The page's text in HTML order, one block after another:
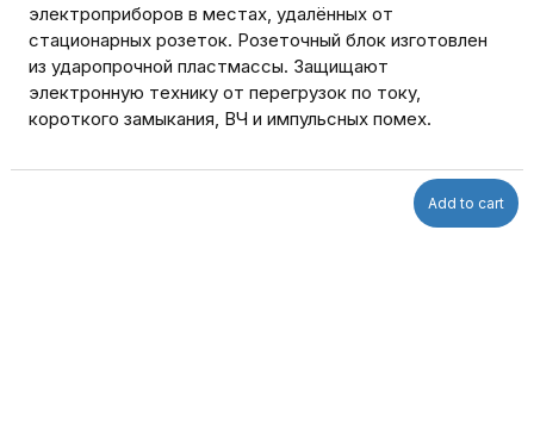
электроприборов в местах, удалённых от
стационарных розеток. Розеточный блок изготовлен
из ударопрочной пластмасcы. Защищают
электронную технику от перегрузок по току,
короткого замыкания, ВЧ и импульсных помех.
Add to cart